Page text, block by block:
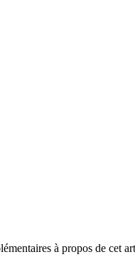
à propos de cet